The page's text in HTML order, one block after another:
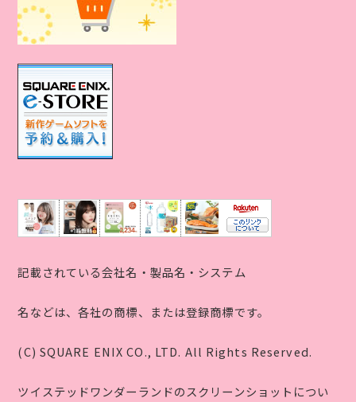
記載されている会社名・製品名・システム
名などは、各社の商標、または登録商標です。
(C) SQUARE ENIX CO., LTD. All Rights Reserved.
ツイステッドワンダーランドのスクリーンショットについ